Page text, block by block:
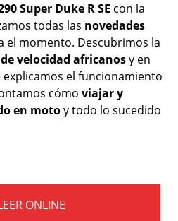
Super Duke R SE con la
todas las novedades
el momento. Descubrimos la
velocidad africanosy en
el funcionamiento
cómo viajar y
en motoy todo lo sucedido
ONLINE